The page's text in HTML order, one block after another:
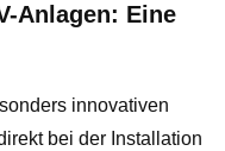
Anlagen: Eine
innovativen
bei der Installation